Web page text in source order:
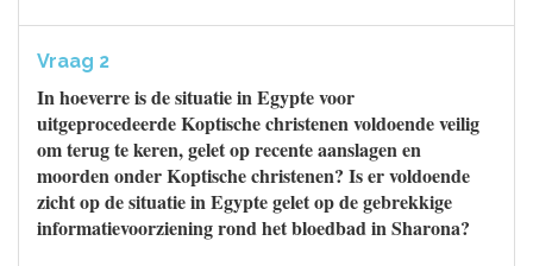
Vraag 2
In hoeverre is de situatie in Egypte voor
uitgeprocedeerde Koptische christenen voldoende veilig
om terug te keren, gelet op recente aanslagen en
moorden onder Koptische christenen? Is er voldoende
zicht op de situatie in Egypte gelet op de gebrekkige
informatievoorziening rond het bloedbad in Sharona?